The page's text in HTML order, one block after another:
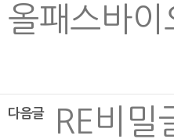
올패스바이
다음글 RE비밀